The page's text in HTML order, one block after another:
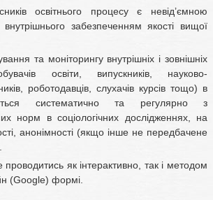
освітнього процесу є невід’ємною
забезпеченням якості вищої
та моніторингу внутрішніх і зовнішніх
освіти, випускників, науково-
роботодавців, слухачів курсів тощо) в
систематично та регулярно з
норм в соціологічних дослідженнях, на
анонімності (якщо інше не передбачене
як інтерактивно, так і методом
(Google) формі.